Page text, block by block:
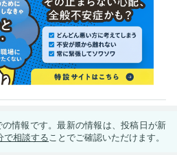
情報です。最新の情報は、投稿日が新
で相談する ことでご確認いただけます。